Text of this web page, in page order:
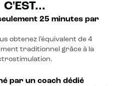
C'EST...
25 minutes par
obtenez l’équivalent de 4
traditionnel grâce à la
par un coach dédié